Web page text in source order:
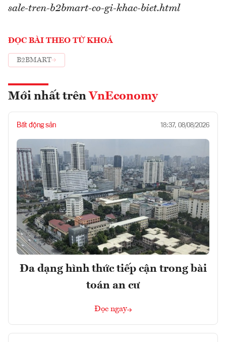
sale-tren-b2bmart-co-gi-khac-biet.html
ĐỌC BÀI THEO TỪ KHOÁ
B2BMART
Mới nhất trên VnEconomy
Bất động sản 18:37, 08/08/2026
Đa dạng hình thức tiếp cận trong bài
toán an cư
Đọc ngay